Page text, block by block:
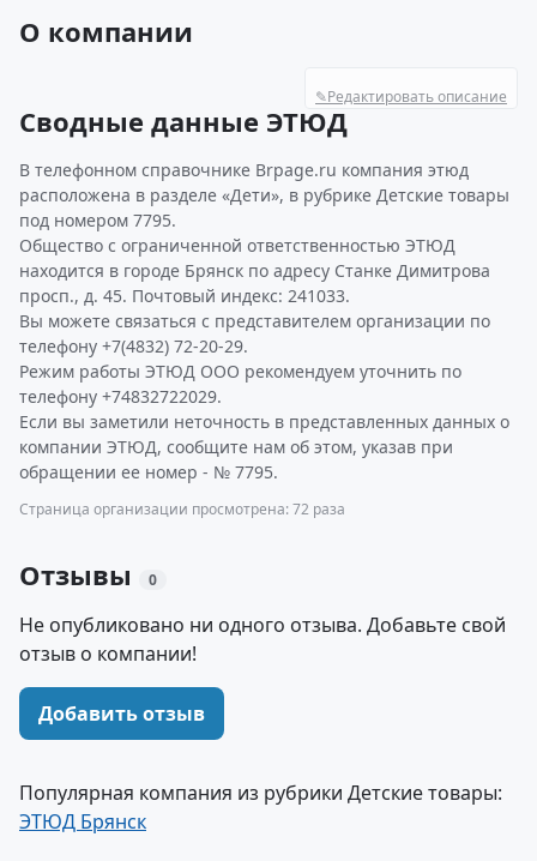
О компании
✎Редактировать описание
Сводные данные ЭТЮД
В телефонном справочнике Brpage.ru компания этюд
расположена в разделе «Дети», в рубрике Детские товары
под номером 7795.
Общество с ограниченной ответственностью ЭТЮД
находится в городе Брянск по адресу Станке Димитрова
просп., д. 45. Почтовый индекс: 241033.
Вы можете связаться с представителем организации по
телефону +7(4832) 72-20-29.
Режим работы ЭТЮД ООО рекомендуем уточнить по
телефону +74832722029.
Если вы заметили неточность в представленных данных о
компании ЭТЮД, сообщите нам об этом, указав при
обращении ее номер - № 7795.
Страница организации просмотрена: 72 раза
Отзывы 0
Не опубликовано ни одного отзыва. Добавьте свой
отзыв о компании!
Добавить отзыв
Популярная компания из рубрики Детские товары:
ЭТЮД Брянск